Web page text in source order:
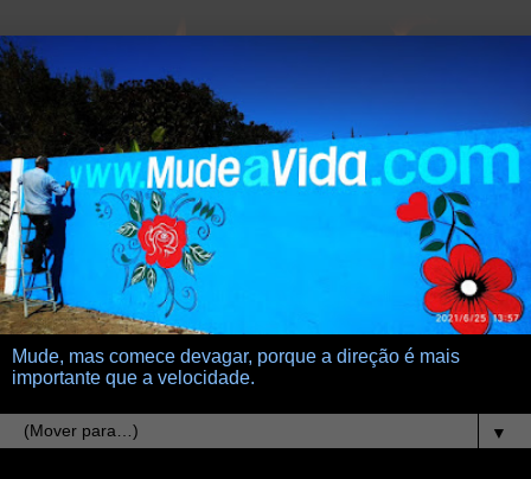
Mude, mas comece devagar, porque a direção é mais
importante que a velocidade.
▼